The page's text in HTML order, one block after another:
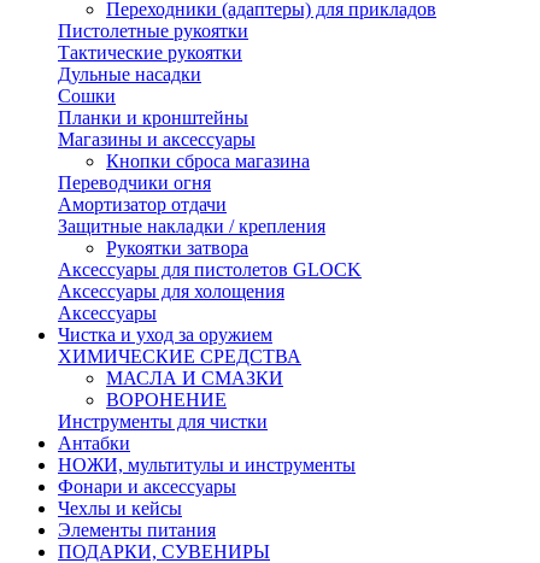
Переходники (адаптеры) для прикладов
Пистолетные рукоятки
Тактические рукоятки
Дульные насадки
Сошки
Планки и кронштейны
Магазины и аксессуары
Кнопки сброса магазина
Переводчики огня
Амортизатор отдачи
Защитные накладки / крепления
Рукоятки затвора
Аксессуары для пистолетов GLOCK
Аксессуары для холощения
Аксессуары
Чистка и уход за оружием
ХИМИЧЕСКИЕ СРЕДСТВА
МАСЛА И СМАЗКИ
ВОРОНЕНИЕ
Инструменты для чистки
Антабки
НОЖИ, мультитулы и инструменты
Фонари и аксессуары
Чехлы и кейсы
Элементы питания
ПОДАРКИ, СУВЕНИРЫ